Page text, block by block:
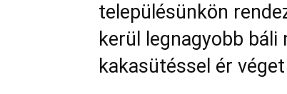
településünkön
kerül legnagyobb
kakasütéssel ér